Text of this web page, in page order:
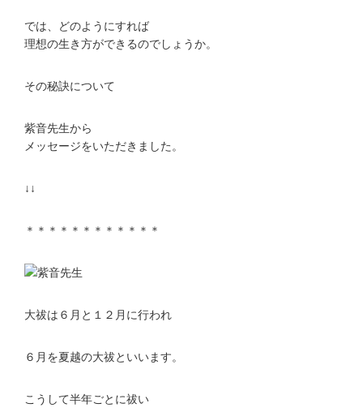
では、どのようにすれば
理想の生き方ができるのでしょうか。
その秘訣について
紫音先生から
メッセージをいただきました。
↓↓
＊＊＊＊＊＊＊＊＊＊＊＊
大祓は６月と１２月に行われ
６月を夏越の大祓といいます。
こうして半年ごとに祓い